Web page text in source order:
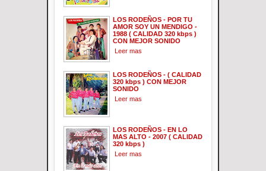
LOS RODEÑOS - POR TU
AMOR SOY UN MENDIGO -
1988 ( CALIDAD 320 kbps )
CON MEJOR SONIDO
Leer mas
LOS RODEÑOS - ( CALIDAD
320 kbps ) CON MEJOR
SONIDO
Leer mas
LOS RODEÑOS - EN LO
MAS ALTO - 2007 ( CALIDAD
320 kbps )
Leer mas